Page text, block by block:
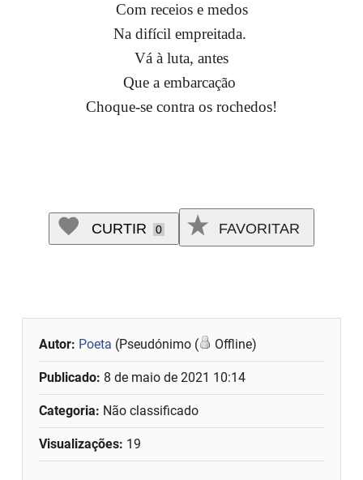
Com receios e medos
Na difícil empreitada.
Vá à luta, antes
Que a embarcação
Choque-se contra os rochedos!
CURTIR 0 FAVORITAR
Autor: Poeta (Pseudónimo ( Offline)
Publicado: 8 de maio de 2021 10:14
Categoria: Não classificado
Visualizações: 19